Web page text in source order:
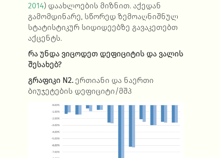
2014) დაახლოების მიზნით. აქედან
გამომდინარე, სწორედ ზემოაღნიშნულ
სტატისტიკურ სიდიდეებზე გავაკეთებთ
აქცენტს.
რა უნდა ვიცოდეთ დეფიციტის და ვალის
შესახებ?
გრაფიკიN2. ერთიანი და ნაერთი
ბიუჯეტების დეფიციტი/მშპ